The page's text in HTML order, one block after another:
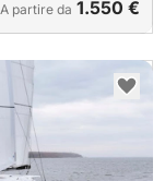
A partire da 1.550 €